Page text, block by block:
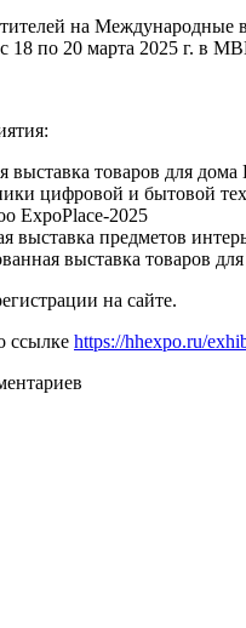
на Международные
18 по 20 марта 2025 г. в
товаров для дома
цифровой и бытовой
ExpoPlace-2025
предметов
выставка товаров
на сайте.
ссылке https://hhexpo.ru/